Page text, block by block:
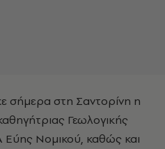
σήμερα στη Σαντορίνη η
Γεωλογικής
Νομικού, καθώς και